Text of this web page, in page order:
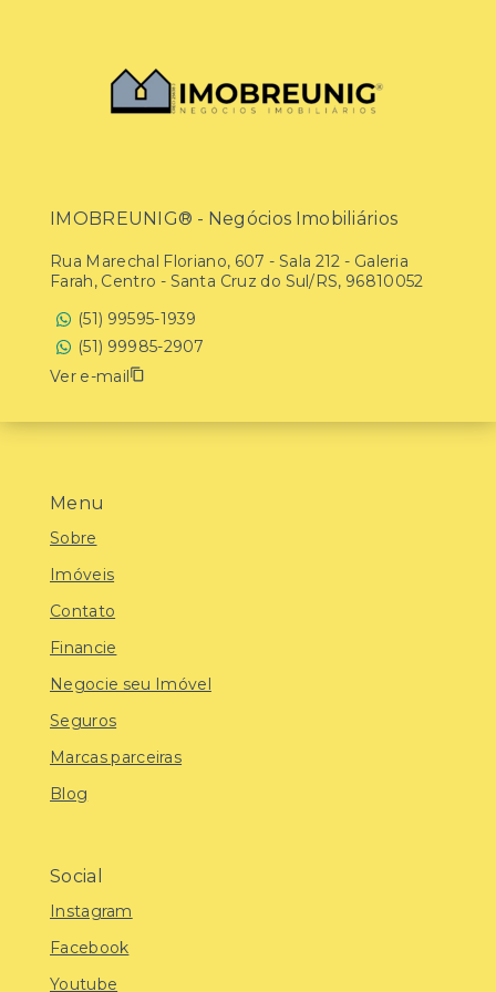
Menu
Sobre
Imóveis
Contato
Financie
Negocie seu Imóvel
Seguros
Marcas parceiras
Blog
Social
Instagram
Facebook
Youtube
IMOBREUNIG® - Negócios Imobiliários
Rua Marechal Floriano, 607 - Sala 212 - Galeria
Farah, Centro - Santa Cruz do Sul/RS, 96810052
(51) 99595-1939
(51) 99985-2907
Ver e-mail